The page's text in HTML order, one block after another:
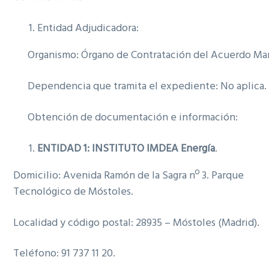
Entidad Adjudicadora:
Organismo: Órgano de Contratación del Acuerdo
Dependencia que tramita el expediente: No aplica.
Obtención de documentación e información:
ENTIDAD 1: INSTITUTO IMDEA Energía.
Domicilio: Avenida Ramón de la Sagra nº 3. Parque
Tecnológico de Móstoles.
Localidad y código postal: 28935 – Móstoles (Madrid).
Teléfono: 91 737 11 20.